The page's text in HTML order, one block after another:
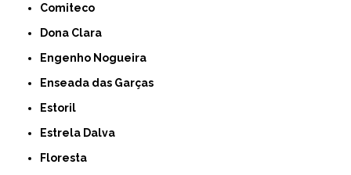
Comiteco
Dona Clara
Engenho Nogueira
Enseada das Garças
Estoril
Estrela Dalva
Floresta